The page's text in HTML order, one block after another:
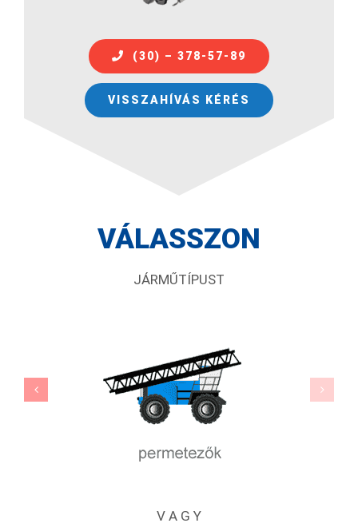
(30) – 378-57-89
VISSZAHÍVÁS KÉRÉS
VÁLASSZON
JÁRMŰTÍPUST
V A G Y